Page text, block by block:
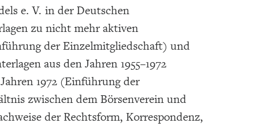
e. V. in der Deutschen
zu nicht mehr aktiven
der Einzelmitgliedschaft) und
aus den Jahren 1955–1972
1972 (Einführung der
zwischen dem Börsenverein und
der Rechtsform, Korrespondenz,